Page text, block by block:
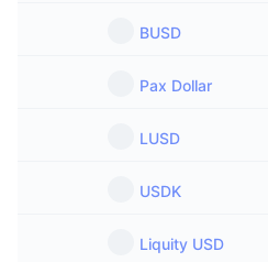
BUSD
Pax Dollar
LUSD
USDK
Liquity USD